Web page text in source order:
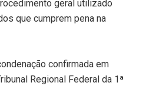
geral utilizado
que cumprem pena na
confirmada em
Regional Federal da 1ª